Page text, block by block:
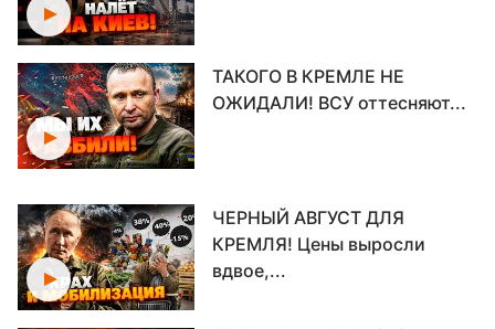
ТАКОГО В КРЕМЛЕ НЕ
ОЖИДАЛИ! ВСУ оттесняют...
ЧЕРНЫЙ АВГУСТ ДЛЯ
КРЕМЛЯ! Цены выросли
вдвое,...